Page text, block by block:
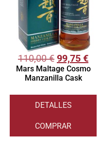
110,00€ 99,75 €
Mars Maltage Cosmo
Manzanilla Cask
DETALLES
COMPRAR